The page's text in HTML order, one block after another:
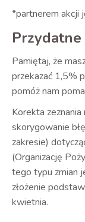
*partnerem akcji
Pamiętaj, że
przekazać 1,5%
pomóż nam
Korekta
skorygowanie
zakresie)
(Organizację
tego typu zmian
złożenie
kwietnia.